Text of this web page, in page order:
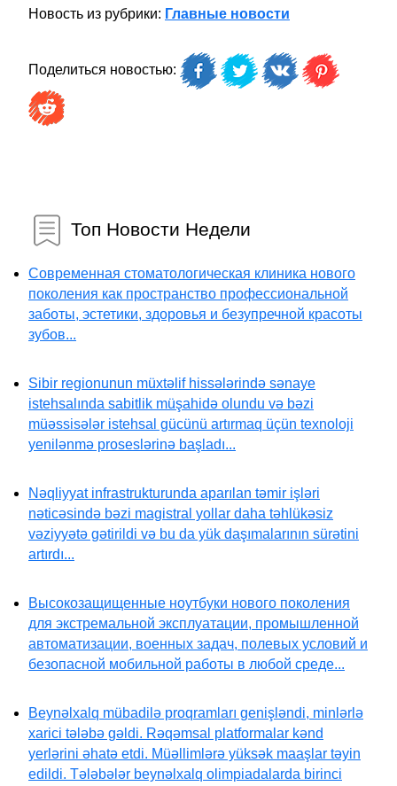
Новость из рубрики: Главные новости
Поделиться новостью:
Топ Новости Недели
Современная стоматологическая клиника нового
поколения как пространство профессиональной
заботы, эстетики, здоровья и безупречной красоты
зубов...
Sibir regionunun müxtəlif hissələrində sənaye
istehsalında sabitlik müşahidə olundu və bəzi
müəssisələr istehsal gücünü artırmaq üçün texnoloji
yenilənmə proseslərinə başladı...
Nəqliyyat infrastrukturunda aparılan təmir işləri
nəticəsində bəzi magistral yollar daha təhlükəsiz
vəziyyətə gətirildi və bu da yük daşımalarının sürətini
artırdı...
Высокозащищенные ноутбуки нового поколения
для экстремальной эксплуатации, промышленной
автоматизации, военных задач, полевых условий и
безопасной мобильной работы в любой среде...
Beynəlxalq mübadilə proqramları genişləndi, minlərlə
xarici tələbə gəldi. Rəqəmsal platformalar kənd
yerlərini əhatə etdi. Müəllimlərə yüksək maaşlar təyin
edildi. Tələbələr beynəlxalq olimpiadalarda birinci